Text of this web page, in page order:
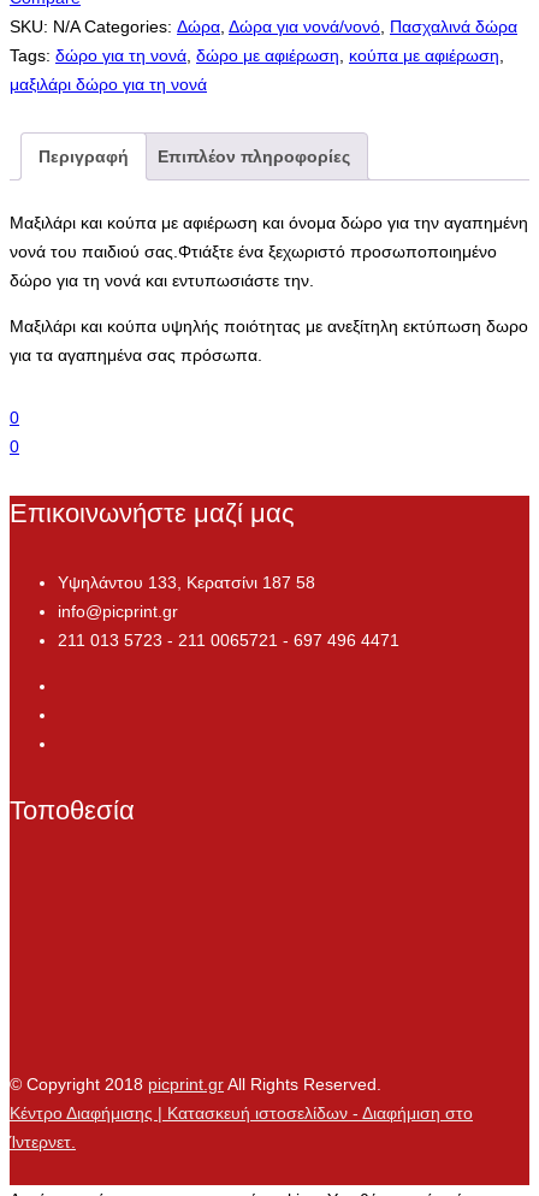
SKU: N/A Categories: Δώρα, Δώρα για νονά/νονό, Πασχαλινά δώρα
Tags: δώρο για τη νονά, δώρο με αφιέρωση, κούπα με αφιέρωση,
μαξιλάρι δώρο για τη νονά
Περιγραφή Επιπλέον πληροφορίες
Μαξιλάρι και κούπα με αφιέρωση και όνομα δώρο για την αγαπημένη
νονά του παιδιού σας.Φτιάξτε ένα ξεχωριστό προσωποποιημένο
δώρο για τη νονά και εντυπωσιάστε την.
Μαξιλάρι και κούπα υψηλής ποιότητας με ανεξίτηλη εκτύπωση δωρο
για τα αγαπημένα σας πρόσωπα.
0
0
Επικοινωνήστε μαζί μας
Υψηλάντου 133, Κερατσίνι 187 58
info@picprint.gr
211 013 5723 - 211 0065721 - 697 496 4471
Τοποθεσία
© Copyright 2018 picprint.grAll Rights Reserved.
Κέντρο Διαφήμισης | Κατασκευή ιστοσελίδων - Διαφήμιση στο
Ίντερνετ.